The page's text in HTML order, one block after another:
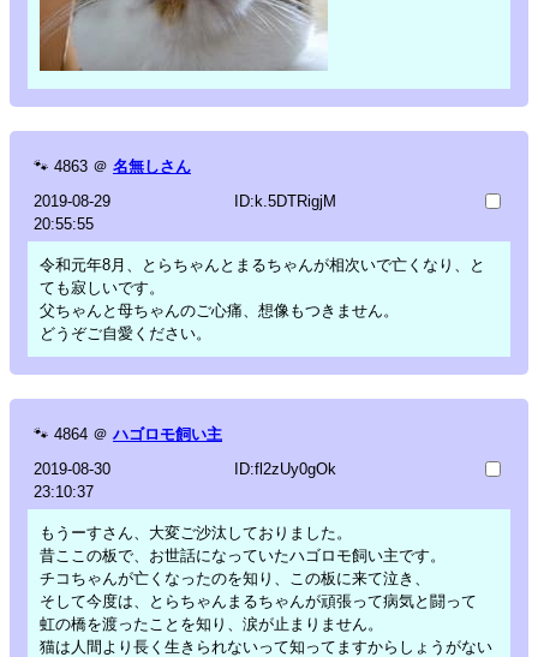
🐾 4863 ＠ 名無しさん
2019-08-29
20:55:55
ID:k.5DTRigjM
令和元年8月、とらちゃんとまるちゃんが相次いで亡くなり、と
ても寂しいです。
父ちゃんと母ちゃんのご心痛、想像もつきません。
どうぞご自愛ください。
🐾 4864 ＠ ハゴロモ飼い主
2019-08-30
23:10:37
ID:fl2zUy0gOk
もうーすさん、大変ご沙汰しておりました。
昔ここの板で、お世話になっていたハゴロモ飼い主です。
チコちゃんが亡くなったのを知り、この板に来て泣き、
そして今度は、とらちゃんまるちゃんが頑張って病気と闘って
虹の橋を渡ったことを知り、涙が止まりません。
猫は人間より長く生きられないって知ってますからしょうがない